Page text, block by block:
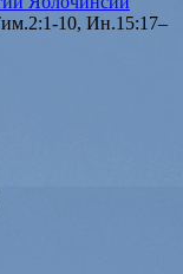
10, Ин.15:17–